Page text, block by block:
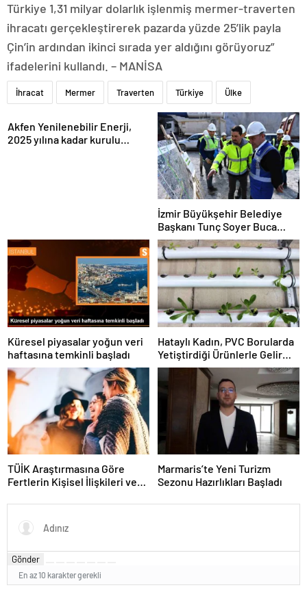
Türkiye 1,31 milyar dolarlık işlenmiş mermer-traverten
ihracatı gerçekleştirerek pazarda yüzde 25’lik payla
Çin’in ardından ikinci sırada yer aldığını görüyoruz”
ifadelerini kullandı. – MANİSA
İhracat Mermer Traverten Türkiye Ülke
Akfen Yenilenebilir Enerji,
2025 yılına kadar kurulu
İzmir Büyükşehir Belediye
Başkanı Tunç Soyer Buca
Onat Tüneli çalışmalarını
inceledi
Küresel piyasalar yoğun veri
haftasına temkinli başladı
Hataylı Kadın, PVC Borularda
Yetiştirdiği Ürünlerle Gelir
Elde Ediyor
TÜİK Araştırmasına Göre
Fertlerin Kişisel İlişkileri ve
Marmaris’te Yeni Turizm
Sezonu Hazırlıkları Başladı
Gönder
En az 10 karakter gerekli